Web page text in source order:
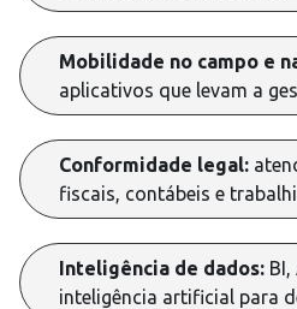
Mobilidade no campo e
aplicativos que levam a
Conformidade legal:
fiscais, contábeis e
Inteligência de dados:
inteligência artificial para